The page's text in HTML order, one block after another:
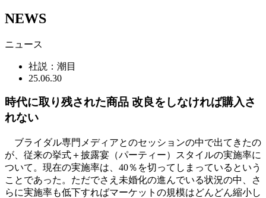
NEWS
ニュース
社説：潮目
25.06.30
時代に取り残された商品 改良をしなければ購入さ
れない
ブライダル専門メディアとのセッションの中で出てきたの
が、従来の挙式＋披露宴（パーティー）スタイルの実施率に
ついて。現在の実施率は、40％を切ってしまっているという
ことであった。ただでさえ未婚化の進んでいる状況の中、さ
らに実施率も低下すればマーケットの規模はどんどん縮小し